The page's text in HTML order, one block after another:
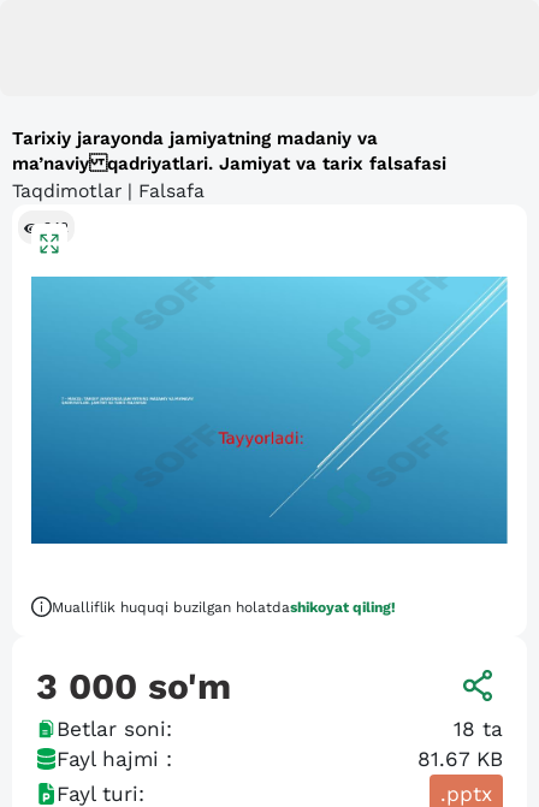
Tarixiy jarayonda jamiyatning madaniy va
ma’naviy qadriyatlari. Jamiyat va tarix falsafasi
Taqdimotlar | Falsafa
342
Mualliflik huquqi buzilgan holatdashikoyat qiling!
3 000 so'm
Betlar soni: 18 ta
Fayl hajmi :
81.67 KB
Fayl turi:
.pptx